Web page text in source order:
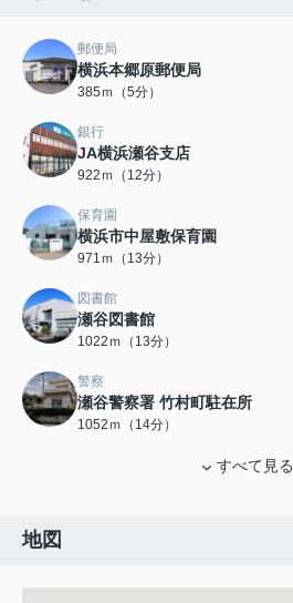
郵便局
横浜本郷原郵便局
385ｍ（5分）
銀行
JA横浜瀬谷支店
922ｍ（12分）
保育園
横浜市中屋敷保育園
971ｍ（13分）
図書館
瀬谷図書館
1022ｍ（13分）
警察
瀬谷警察署 竹村町駐在所
1052ｍ（14分）
すべて見る
地図